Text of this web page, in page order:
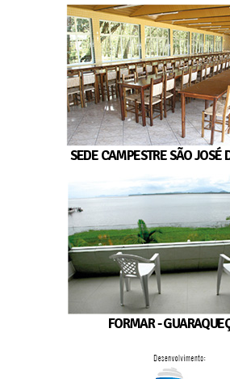
SEDE CAMPESTRE SÃO JOSÉ
FORMAR -